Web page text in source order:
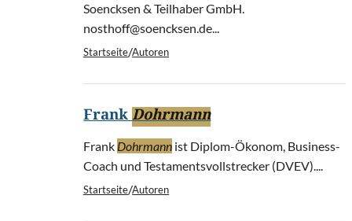
Soencksen & Teilhaber GmbH.
nosthoff@soencksen.de...
Startseite/Autoren
FrankDohrmann
Frank Dohrmannist Diplom-Ökonom, Business-
Coach und Testamentsvollstrecker (DVEV)....
Startseite/Autoren